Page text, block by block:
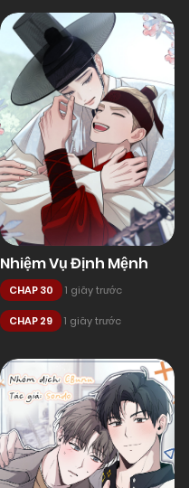
Nhiệm Vụ Định Mệnh
CHAP 30 1 giây trước
CHAP 29 1 giây trước